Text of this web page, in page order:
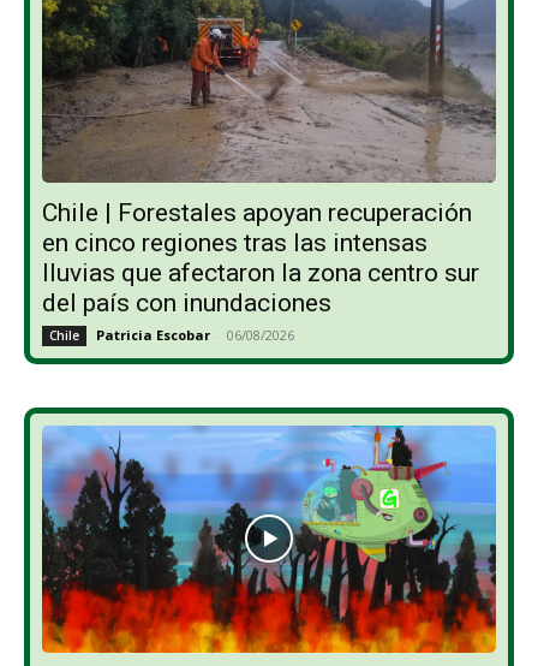
Chile | Forestales apoyan recuperación
en cinco regiones tras las intensas
lluvias que afectaron la zona centro sur
del país con inundaciones
Chile Patricia Escobar - 06/08/2026